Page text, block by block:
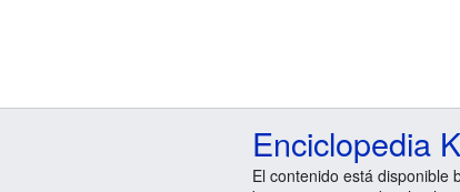
Enciclopedia
El contenido está disponible